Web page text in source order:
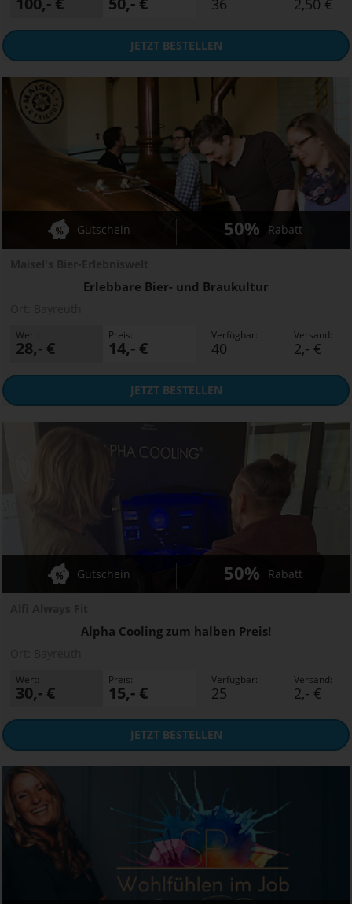
JETZTBESTELLEN
Erlebbare Bier- und Braukultur
Gutschein 50% Rabatt
Wert:
28,- €
Preis:
14,- €
Verfügbar:
40
Versand:
2,- €
JETZTBESTELLEN
Alpha Cooling zum halben Preis!
Gutschein 50% Rabatt
Wert:
30,- €
Preis:
15,- €
Verfügbar:
25
Versand:
2,- €
JETZTBESTELLEN